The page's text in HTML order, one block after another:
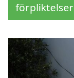
förpliktelser